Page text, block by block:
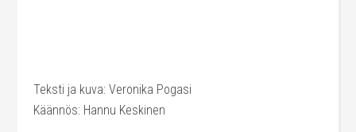
Teksti ja kuva: Veronika Pogasi
Käännös: Hannu Keskinen